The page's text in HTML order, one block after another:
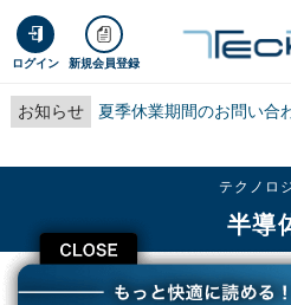
ログイン 新規会員登録
お知らせ 夏季休業期間のお問い合
CLOSE
テクノロ
半導